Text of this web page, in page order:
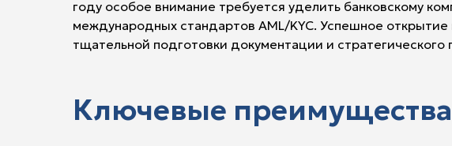
году особое внимание требуется уделить банковскому
международных стандартов AML/KYC. Успешное
тщательной подготовки документации и
Ключевые преимущества